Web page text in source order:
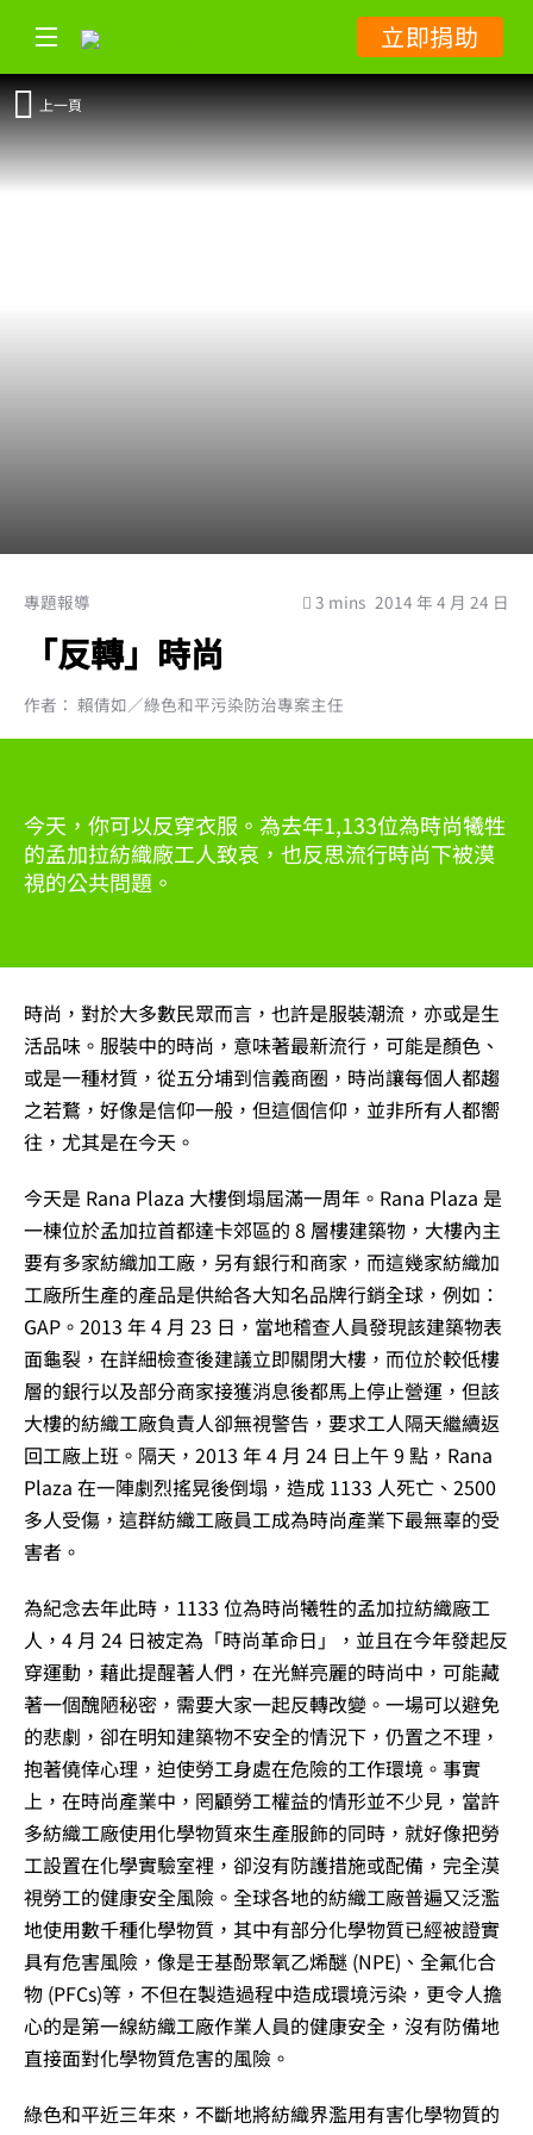
立即捐助
上一頁
專題報導 3 mins 2014 年 4 月 24 日
「反轉」時尚
作者： 賴倩如／綠色和平污染防治專案主任
今天，你可以反穿衣服。為去年1,133位為時尚犧牲
的孟加拉紡織廠工人致哀，也反思流行時尚下被漠
視的公共問題。
時尚，對於大多數民眾而言，也許是服裝潮流，亦或是生
活品味。服裝中的時尚，意味著最新流行，可能是顏色、
或是一種材質，從五分埔到信義商圈，時尚讓每個人都趨
之若鶩，好像是信仰一般，但這個信仰，並非所有人都嚮
往，尤其是在今天。
今天是 Rana Plaza 大樓倒塌屆滿一周年。Rana Plaza 是
一棟位於孟加拉首都達卡郊區的 8 層樓建築物，大樓內主
要有多家紡織加工廠，另有銀行和商家，而這幾家紡織加
工廠所生產的產品是供給各大知名品牌行銷全球，例如：
GAP。2013 年 4 月 23 日，當地稽查人員發現該建築物表
面龜裂，在詳細檢查後建議立即關閉大樓，而位於較低樓
層的銀行以及部分商家接獲消息後都馬上停止營運，但該
大樓的紡織工廠負責人卻無視警告，要求工人隔天繼續返
回工廠上班。隔天，2013 年 4 月 24 日上午 9 點，Rana
Plaza 在一陣劇烈搖晃後倒塌，造成 1133 人死亡、2500
多人受傷，這群紡織工廠員工成為時尚產業下最無辜的受
害者。
為紀念去年此時，1133 位為時尚犧牲的孟加拉紡織廠工
人，4 月 24 日被定為「時尚革命日」，並且在今年發起反
穿運動，藉此提醒著人們，在光鮮亮麗的時尚中，可能藏
著一個醜陋秘密，需要大家一起反轉改變。一場可以避免
的悲劇，卻在明知建築物不安全的情況下，仍置之不理，
抱著僥倖心理，迫使勞工身處在危險的工作環境。事實
上，在時尚產業中，罔顧勞工權益的情形並不少見，當許
多紡織工廠使用化學物質來生產服飾的同時，就好像把勞
工設置在化學實驗室裡，卻沒有防護措施或配備，完全漠
視勞工的健康安全風險。全球各地的紡織工廠普遍又泛濫
地使用數千種化學物質，其中有部分化學物質已經被證實
具有危害風險，像是壬基酚聚氧乙烯醚 (NPE)、全氟化合
物 (PFCs)等，不但在製造過程中造成環境污染，更令人擔
心的是第一線紡織工廠作業人員的健康安全，沒有防備地
直接面對化學物質危害的風險。
綠色和平近三年來，不斷地將紡織界濫用有害化學物質的